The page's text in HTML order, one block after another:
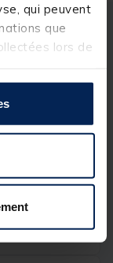
qui peuvent
que
lors de